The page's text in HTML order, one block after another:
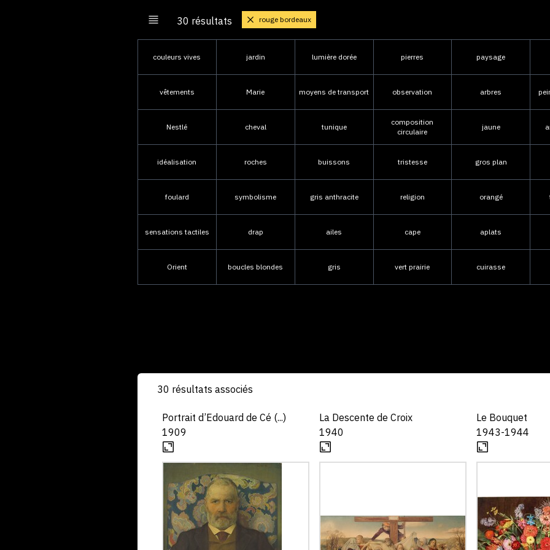
30 résultats rouge bordeaux
couleurs vives jardin lumière dorée pierres paysage
vêtements Marie moyens de transport observation arbres
Nestlé cheval tunique
composition
circulaire
jaune
idéalisation roches buissons tristesse gros plan
foulard symbolisme gris anthracite religion orangé
sensations tactiles drap ailes cape aplats
Orient boucles blondes gris vert prairie cuirasse
30 résultats associés
Portrait d’Edouard de Cé (...)
1909
La Descente de Croix
1940
Le Bouquet
1943-1944